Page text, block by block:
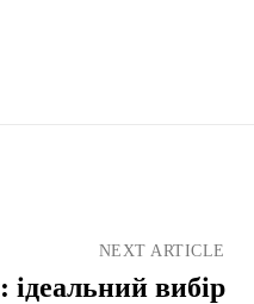
NEXT ARTICLE
ідеальний вибір